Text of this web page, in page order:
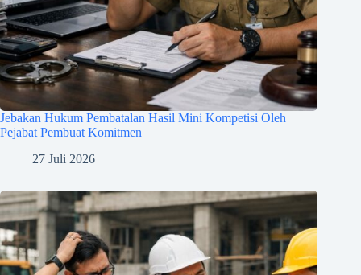
Jebakan Hukum Pembatalan Hasil Mini Kompetisi Oleh
Pejabat Pembuat Komitmen
27 Juli 2026